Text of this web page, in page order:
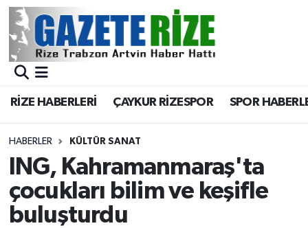
RİZE HABERLERİ ÇAYKUR RİZESPOR SPOR
HABERLER KÜLTÜR SANAT
ING, Kahramanmaraş'ta
çocukları bilim ve keşifle
buluşturdu
BÖLGEMİZ
Asayiş
Rize Jandarma Komutanlığı
Bilim Teknoloji
Merkez Nöbetçi Eczaneler
Merkez Trafik Yoğunluk Haritası
Süper Lig Puan Durumu ve Fikstür
Tüm Manşetler